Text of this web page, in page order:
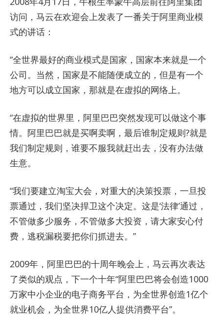
访问，马云在欢迎会上发表了一番关于阿里商业模
式的讲话：
“全世界最好的商业模式是国家，国家本来就是一个
公司。当然，国家是不能随便成立的，但是有一个
地方可以成立国家，那就是在虚拟的网络上。
“在虚拟的世界里，阿里巴巴突然发现可以做这个事
情。阿里巴巴就是买啊卖啊，最后谁制定规则?就是
我们制定规则，谁要不服我就赶出去，没有办法做
生意。
“我们要建立淘宝大会，对重大的决策投票，一旦投
票通过，我们坚决捍卫这个决定。这是‘法律’通过，
不管做多少服务，不管做多大投资，请大家安心付
费，逃税漏税要把你们抓进去。”
2009年，阿里巴巴的十周年晚会上，马云再次表达
了类似的观点，下一个十年“阿里巴巴将会创造1000
万家中小企业的电子商务平台，为全世界创造1亿个
就业机会，为全世界10亿人提供消费平台”。